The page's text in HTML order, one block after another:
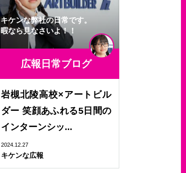
キケンな弊社の日常です。
暇なら見なさいよ！！
広報日常ブログ
岩槻北陵高校×アートビル
ダー 笑顔あふれる5日間の
インターンシッ...
2024.12.27
キケンな広報